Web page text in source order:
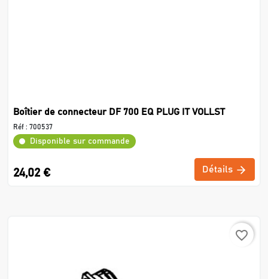
Boîtier de connecteur DF 700 EQ PLUG IT VOLLST
Réf : 700537
Disponible sur commande
24,02 € Détails
favorite_border